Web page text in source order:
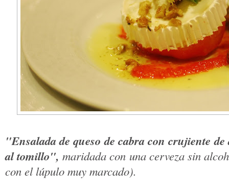
"Ensalada de queso de cabra con crujiente
al tomillo", maridada con una cerveza sin
con el lúpulo muy marcado).